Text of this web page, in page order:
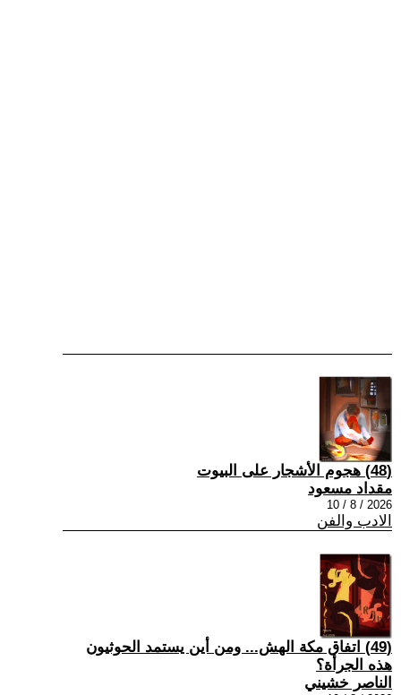
(48) هجوم الأشجار على البيوت
مقداد مسعود
2026 / 8 / 10
الادب والفن
(49) اتفاق مكة الهش... ومن أين يستمد الحوثيون
هذه الجرأة؟
الناصر خشيني